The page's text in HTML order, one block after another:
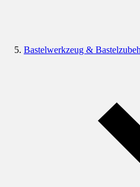
Bastelwerkzeug &